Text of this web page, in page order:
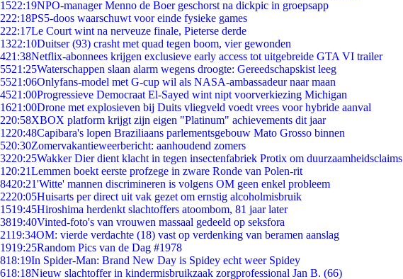
1522:19NPO-manager Menno de Boer geschorst na dickpic in groepsapp
222:18PS5-doos waarschuwt voor einde fysieke games
222:17Le Court wint na nerveuze finale, Pieterse derde
1322:10Duitser (93) crasht met quad tegen boom, vier gewonden
421:38Netflix-abonnees krijgen exclusieve early access tot uitgebreide GTA VI trailer
5521:25Waterschappen slaan alarm wegens droogte: Gereedschapskist leeg
5521:06Onlyfans-model met G-cup wil als NASA-ambassadeur naar maan
4521:00Progressieve Democraat El-Sayed wint nipt voorverkiezing Michigan
1621:00Drone met explosieven bij Duits vliegveld voedt vrees voor hybride aanval
220:58XBOX platform krijgt zijn eigen "Platinum" achievements dit jaar
1220:48Capibara's lopen Braziliaans parlementsgebouw Mato Grosso binnen
520:30Zomervakantieweerbericht: aanhoudend zomers
3220:25Wakker Dier dient klacht in tegen insectenfabriek Protix om duurzaamheidsclaims
1 20:21Lemmen boekt eerste profzege in zware Ronde van Polen-rit
8420:21'Witte' mannen discrimineren is volgens OM geen enkel probleem
2220:05Huisarts per direct uit vak gezet om ernstig alcoholmisbruik
1519:45Hiroshima herdenkt slachtoffers atoombom, 81 jaar later
3819:40Vinted-foto's van vrouwen massaal gedeeld op seksfora
2119:34OM: vierde verdachte (18) vast op verdenking van beramen aanslag
1919:25Random Pics van de Dag #1978
818:19In Spider-Man: Brand New Day is Spidey echt weer Spidey
618:18Nieuw slachtoffer in kindermisbruikzaak zorgprofessional Jan B. (66)